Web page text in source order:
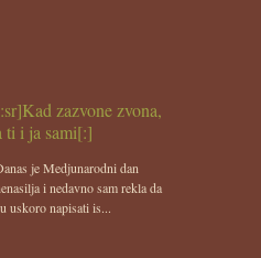
zazvone zvona,
ti i ja sami[:]
je Medjunarodni dan
i nedavno sam rekla da
uskoro napisati is...